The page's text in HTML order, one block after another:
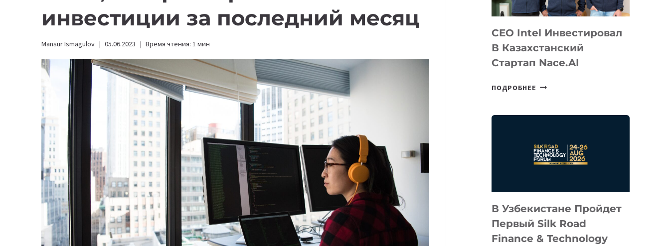
инвестиции за последний месяц
Mansur Ismagulov 05.06.2023 Время чтения: 1 мин
CEO Intel Инвестировал
В Казахстанский
Стартап Nace.AI
ПОДРОБНЕЕ CEO
СТАРТАП
NACE.AI
В Узбекистане Пройдет
Первый Silk Road
Finance & Technology